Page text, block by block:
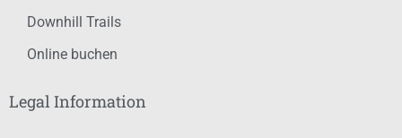
Downhill Trails
Online buchen
Legal Information